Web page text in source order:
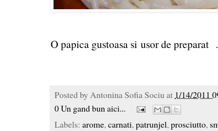
O papica gustoasa si usor de preparat
Posted by Antonina Sofia Sociu at 1/14/2011
0 Un gand bun aici...
Labels: arome,carnati,patrunjel,prosciutto,